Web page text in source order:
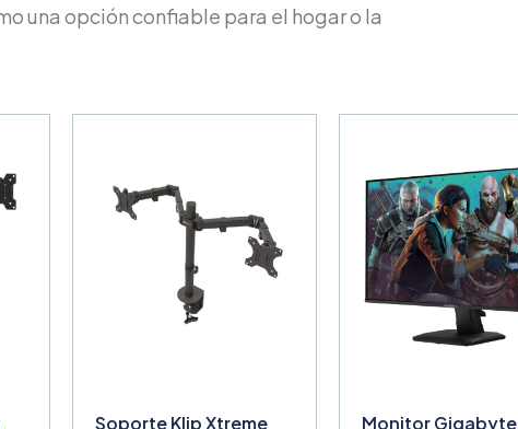
una opción confiable para el hogar o la
Soporte Klip Xtreme Monitor Gigabyte